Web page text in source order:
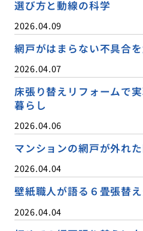
選び方と動線の科学
2026.04.09
網戸がはまらない不具合
2026.04.07
床張り替えリフォームで
暮らし
2026.04.06
マンションの網戸が外れ
2026.04.04
壁紙職人が語る６畳張替
2026.04.04